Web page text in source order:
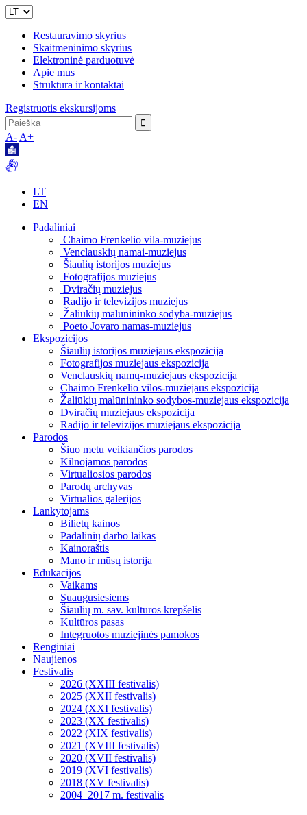
Restauravimo skyrius
Skaitmeninimo skyrius
Elektroninė parduotuvė
Apie mus
Struktūra ir kontaktai
Registruotis ekskursijoms
A- A+
LT
EN
Padaliniai
Chaimo Frenkelio vila-muziejus
Venclauskių namai-muziejus
Šiaulių istorijos muziejus
Fotografijos muziejus
Dviračių muziejus
Radijo ir televizijos muziejus
Žaliūkių malūnininko sodyba-muziejus
Poeto Jovaro namas-muziejus
Ekspozicijos
Šiaulių istorijos muziejaus ekspozicija
Fotografijos muziejaus ekspozicija
Venclauskių namų-muziejaus ekspozicija
Chaimo Frenkelio vilos-muziejaus ekspozicija
Žaliūkių malūnininko sodybos-muziejaus ekspozicija
Dviračių muziejaus ekspozicija
Radijo ir televizijos muziejaus ekspozicija
Parodos
Šiuo metu veikiančios parodos
Kilnojamos parodos
Virtualiosios parodos
Parodų archyvas
Virtualios galerijos
Lankytojams
Bilietų kainos
Padalinių darbo laikas
Kainoraštis
Mano ir mūsų istorija
Edukacijos
Vaikams
Suaugusiesiems
Šiaulių m. sav. kultūros krepšelis
Kultūros pasas
Integruotos muziejinės pamokos
Renginiai
Naujienos
Festivalis
2026 (XXIII festivalis)
2025 (XXII festivalis)
2024 (XXI festivalis)
2023 (XX festivalis)
2022 (XIX festivalis)
2021 (XVIII festivalis)
2020 (XVII festivalis)
2019 (XVI festivalis)
2018 (XV festivalis)
2004–2017 m. festivalis